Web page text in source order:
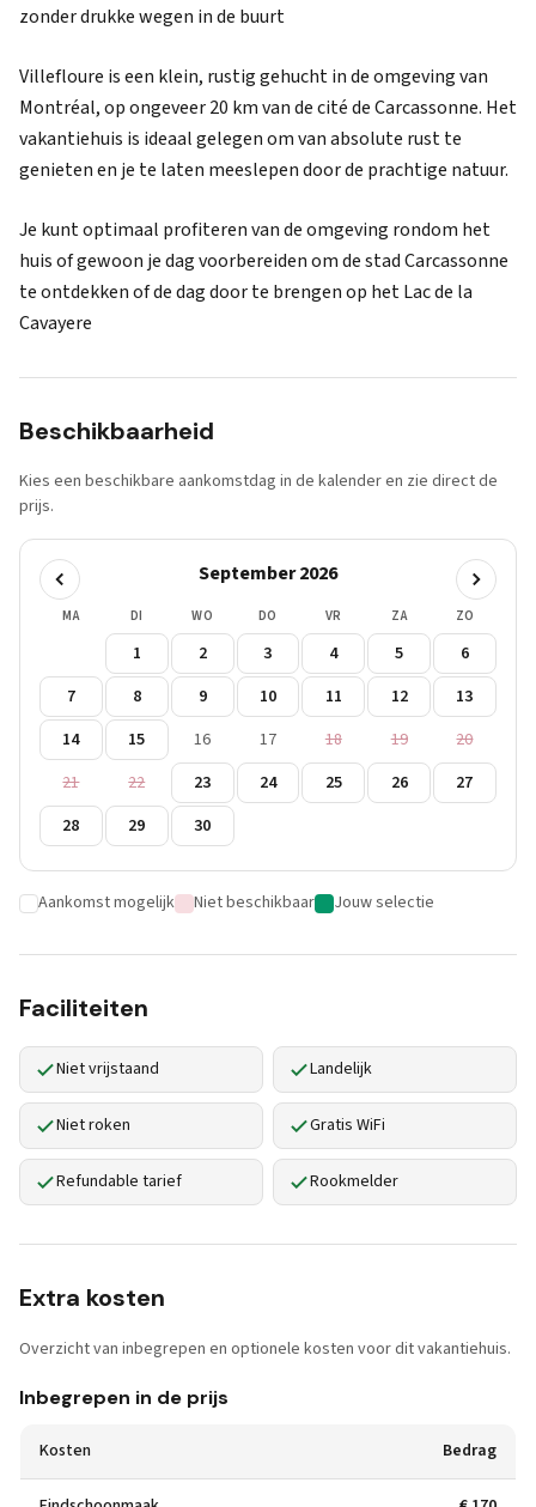
zonder drukke wegen in de buurt
Villefloure is een klein, rustig gehucht in de omgeving van
Montréal, op ongeveer 20 km van de cité de Carcassonne. Het
vakantiehuis is ideaal gelegen om van absolute rust te
genieten en je te laten meeslepen door de prachtige natuur.
Je kunt optimaal profiteren van de omgeving rondom het
huis of gewoon je dag voorbereiden om de stad Carcassonne
te ontdekken of de dag door te brengen op het Lac de la
Cavayere
Beschikbaarheid
Kies een beschikbare aankomstdag in de kalender en zie direct de
prijs.
September 2026
MA DI WO DO VR ZA ZO
1 2 3 4 5
6
7
8 9 10 11 12
13
14
15 16 17 18 19
20
21
22 23 24 25 26
27
28
29 30
Aankomst mogelijk Niet beschikbaar Jouw selectie
Faciliteiten
Niet vrijstaand Landelijk
Niet roken Gratis WiFi
Refundable tarief Rookmelder
Extra kosten
Overzicht van inbegrepen en optionele kosten voor dit vakantiehuis.
Inbegrepen in de prijs
Kosten Bedrag